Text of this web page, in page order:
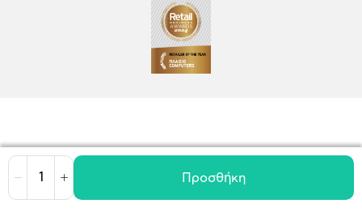
Μείωση Αύξηση Προσθήκη